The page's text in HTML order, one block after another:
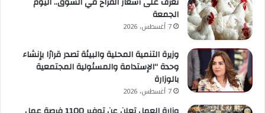
الجمعة
7 أغسطس، 2026
وزيرة التنمية المحلية والبيئة تصدر قرارًا بإنشاء
وحدة “الإستدامة والمسئولية المجتمعية
بالوزارة
7 أغسطس، 2026